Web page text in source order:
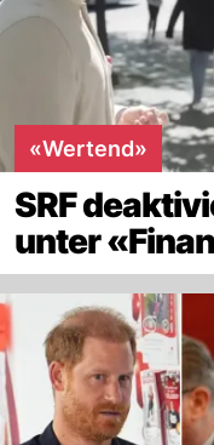
«Wertend»
SRF
unter